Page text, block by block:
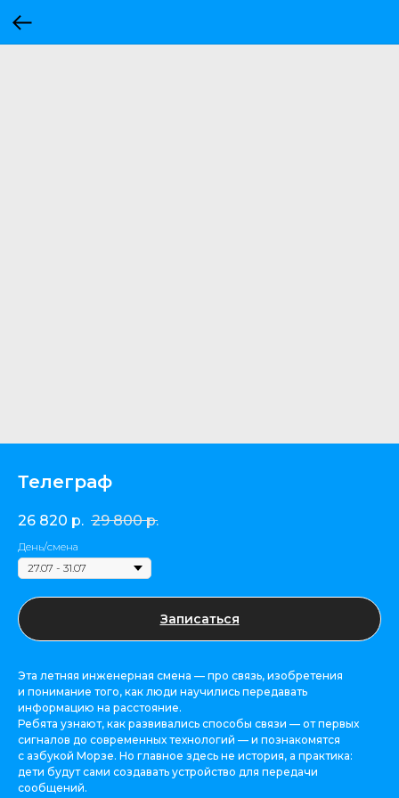
Телеграф
26 820 р. 29 800 р.
День/смена
Записаться
Эта летняя инженерная смена — про связь, изобретения
и понимание того, как люди научились передавать
информацию на расстояние.
Ребята узнают, как развивались способы связи — от первых
сигналов до современных технологий — и познакомятся
с азбукой Морзе. Но главное здесь не история, а практика:
дети будут сами создавать устройство для передачи
сообщений.